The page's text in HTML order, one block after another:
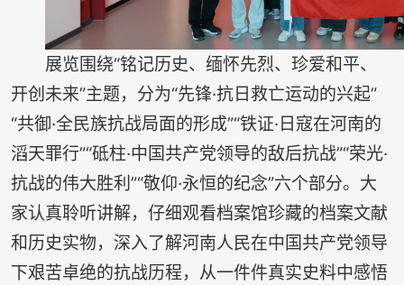
展览围绕“铭记历史、缅怀先烈、珍爱和平、
开创未来”主题，分为“先锋·抗日救亡运动的兴起”
“共御·全民族抗战局面的形成”“铁证·日寇在河南的
滔天罪行”“砥柱·中国共产党领导的敌后抗战”“荣光·
抗战的伟大胜利”“敬仰·永恒的纪念”六个部分。大
家认真聆听讲解，仔细观看档案馆珍藏的档案文献
和历史实物，深入了解河南人民在中国共产党领导
下艰苦卓绝的抗战历程，从一件件真实史料中感悟